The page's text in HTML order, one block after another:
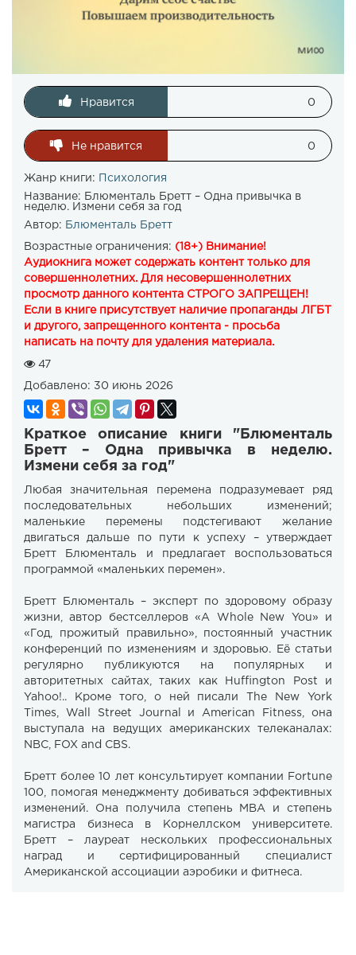
Нравится 0
Не нравится 0
Жанр книги:
Психология
Название: Блюменталь Бретт – Одна привычка в
неделю. Измени себя за год
Автор: Блюменталь Бретт
Возрастные ограничения: (18+) Внимание!
Аудиокнига может содержать контент только для
совершеннолетних. Для несовершеннолетних
просмотр данного контента СТРОГО ЗАПРЕЩЕН!
Если в книге присутствует наличие пропаганды ЛГБТ
и другого, запрещенного контента - просьба
написать на почту для удаления материала.
47
Добавлено: 30 июнь 2026
Краткое описание книги "Блюменталь
Бретт – Одна привычка в неделю.
Измени себя за год"
Любая значительная перемена подразумевает ряд
последовательных небольших изменений;
маленькие перемены подстегивают желание
двигаться дальше по пути к успеху – утверждает
Бретт Блюменталь и предлагает воспользоваться
программой «маленьких перемен».
Бретт Блюменталь – эксперт по здоровому образу
жизни, автор бестселлеров «A Whole New You» и
«Год, прожитый правильно», постоянный участник
конференций по изменениям и здоровью. Её статьи
регулярно публикуются на популярных и
авторитетных сайтах, таких как Huffington Post и
Yahoo!.. Кроме того, о ней писали The New York
Times, Wall Street Journal и American Fitness, она
выступала на ведущих американских телеканалах:
NBC, FOX and CBS.
Бретт более 10 лет консультирует компании Fortune
100, помогая менеджменту добиваться эффективных
изменений. Она получила степень MBA и степень
магистра бизнеса в Корнеллском университете.
Бретт – лауреат нескольких профессиональных
наград и сертифицированный специалист
Американской ассоциации аэробики и фитнеса.